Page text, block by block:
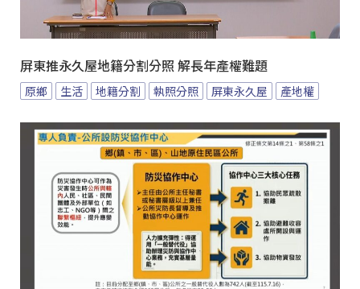
屏東推永久屋地籍分割分照 解長年產權難題
原鄉 生活 地籍分割 執照分照 屏東永久屋 產地權